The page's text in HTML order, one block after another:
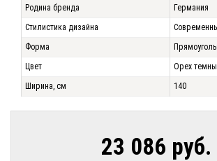
Родина бренда
Германия
Стилистика дизайна
Форма
Цвет
Орех
Ширина, см
140
23 086 руб.